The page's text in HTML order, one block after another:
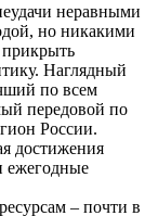
неравными
но никакими
Наглядный
по всем
передовой по
России.
достижения
ежегодные
– почти в